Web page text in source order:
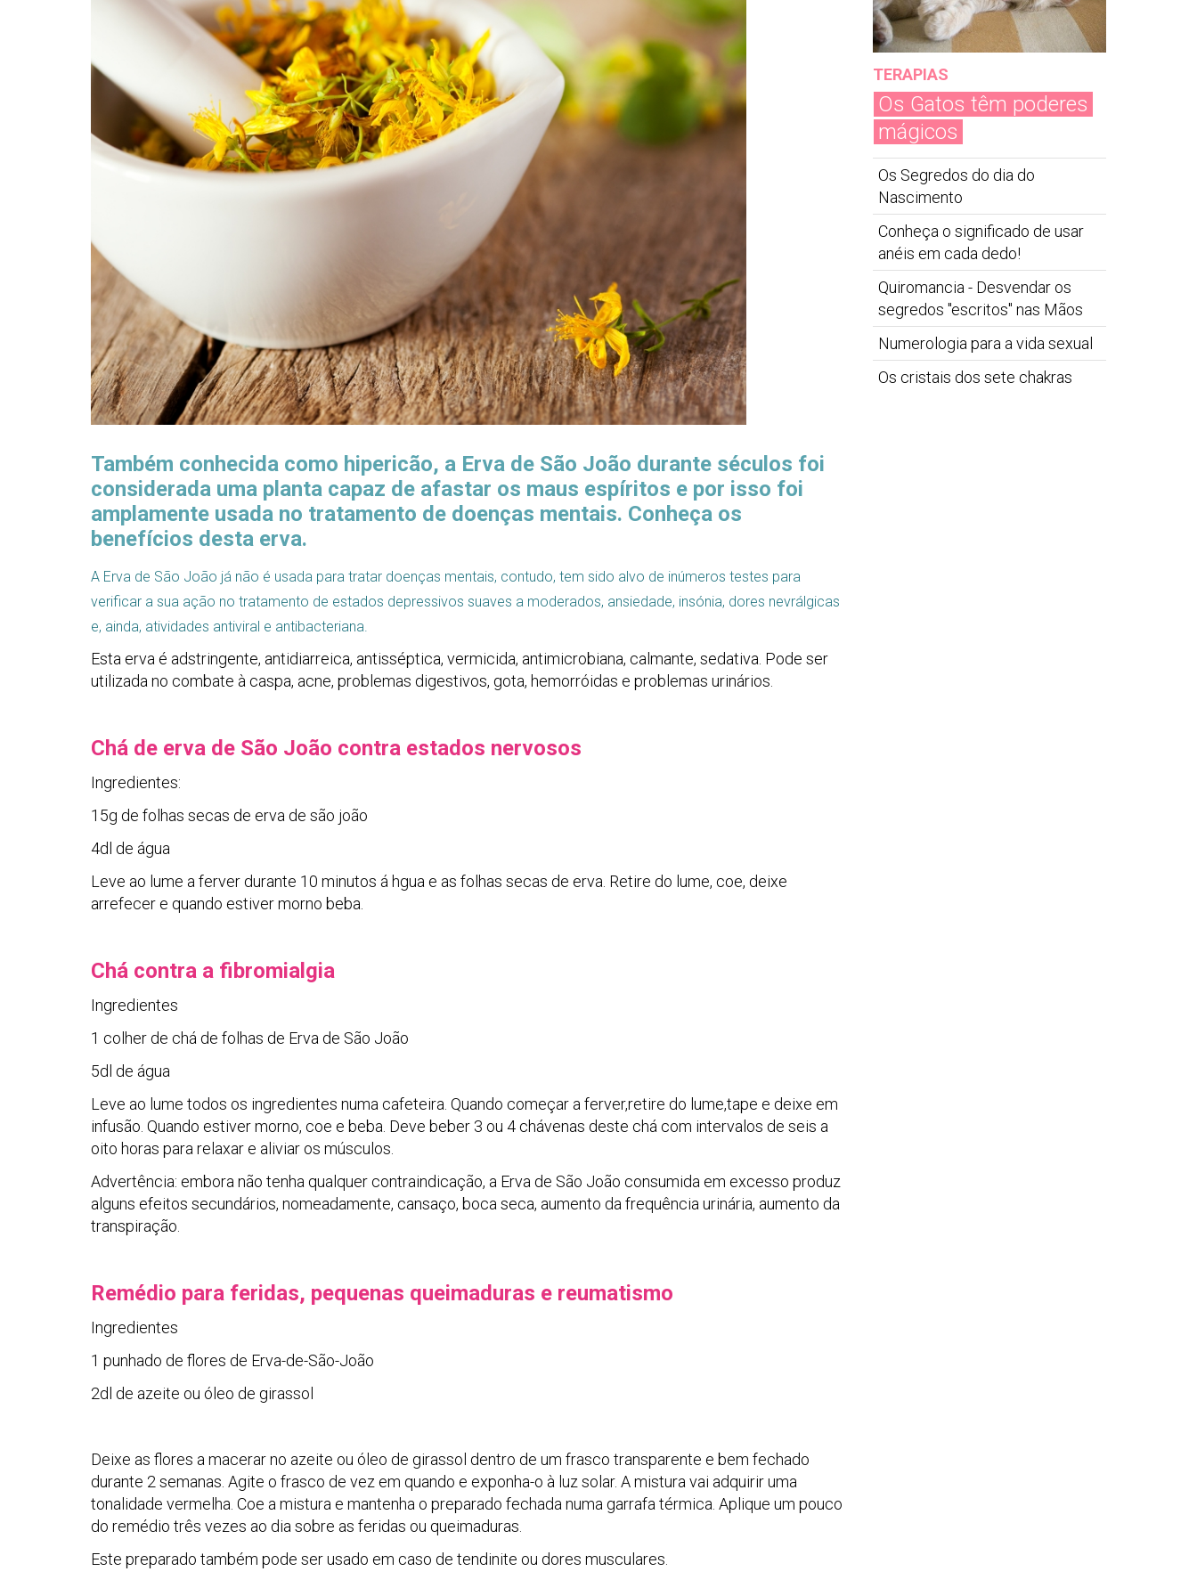
Também conhecida como hipericão, a Erva de São João durante séculos foi
considerada uma planta capaz de afastar os maus espíritos e por isso foi
amplamente usada no tratamento de doenças mentais. Conheça os
benefícios desta erva.
A Erva de São João já não é usada para tratar doenças mentais, contudo, tem sido alvo de inúmeros testes para
verificar a sua ação no tratamento de estados depressivos suaves a moderados, ansiedade, insónia, dores nevrálgicas
e, ainda, atividades antiviral e antibacteriana.
Esta erva é adstringente, antidiarreica, antisséptica, vermicida, antimicrobiana, calmante, sedativa. Pode ser
utilizada no combate à caspa, acne, problemas digestivos, gota, hemorróidas e problemas urinários.
Chá de erva de São João contra estados nervosos
Ingredientes:
15g de folhas secas de erva de são joão
4dl de água
Leve ao lume a ferver durante 10 minutos á hgua e as folhas secas de erva. Retire do lume, coe, deixe
arrefecer e quando estiver morno beba.
Chá contra a fibromialgia
Ingredientes
1 colher de chá de folhas de Erva de São João
5dl de água
Leve ao lume todos os ingredientes numa cafeteira. Quando começar a ferver,retire do lume,tape e deixe em
infusão. Quando estiver morno, coe e beba. Deve beber 3 ou 4 chávenas deste chá com intervalos de seis a
oito horas para relaxar e aliviar os músculos.
Advertência: embora não tenha qualquer contraindicação, a Erva de São João consumida em excesso produz
alguns efeitos secundários, nomeadamente, cansaço, boca seca, aumento da frequência urinária, aumento da
transpiração.
Remédio para feridas, pequenas queimaduras e reumatismo
Ingredientes
1 punhado de flores de Erva-de-São-João
2dl de azeite ou óleo de girassol
Deixe as flores a macerar no azeite ou óleo de girassol dentro de um frasco transparente e bem fechado
durante 2 semanas. Agite o frasco de vez em quando e exponha-o à luz solar. A mistura vai adquirir uma
tonalidade vermelha. Coe a mistura e mantenha o preparado fechada numa garrafa térmica. Aplique um pouco
do remédio três vezes ao dia sobre as feridas ou queimaduras.
Este preparado também pode ser usado em caso de tendinite ou dores musculares.
TERAPIAS
Os Gatos têm poderes
mágicos
Os Segredos do dia do
Nascimento
Conheça o significado de usar
anéis em cada dedo!
Quiromancia - Desvendar os
segredos "escritos" nas Mãos
Numerologia para a vida sexual
Os cristais dos sete chakras